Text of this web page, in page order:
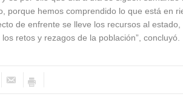
porque hemos comprendido lo que está en
de enfrente se lleve los recursos al
retos y rezagos de la población”, concluyó.